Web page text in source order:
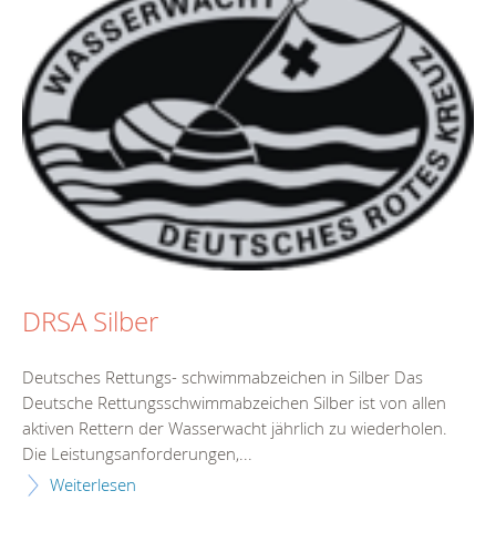
DRSA Silber
Deutsches Rettungs- schwimmabzeichen in Silber Das
Deutsche Rettungsschwimmabzeichen Silber ist von allen
aktiven Rettern der Wasserwacht jährlich zu wiederholen.
Die Leistungsanforderungen,...
Weiterlesen